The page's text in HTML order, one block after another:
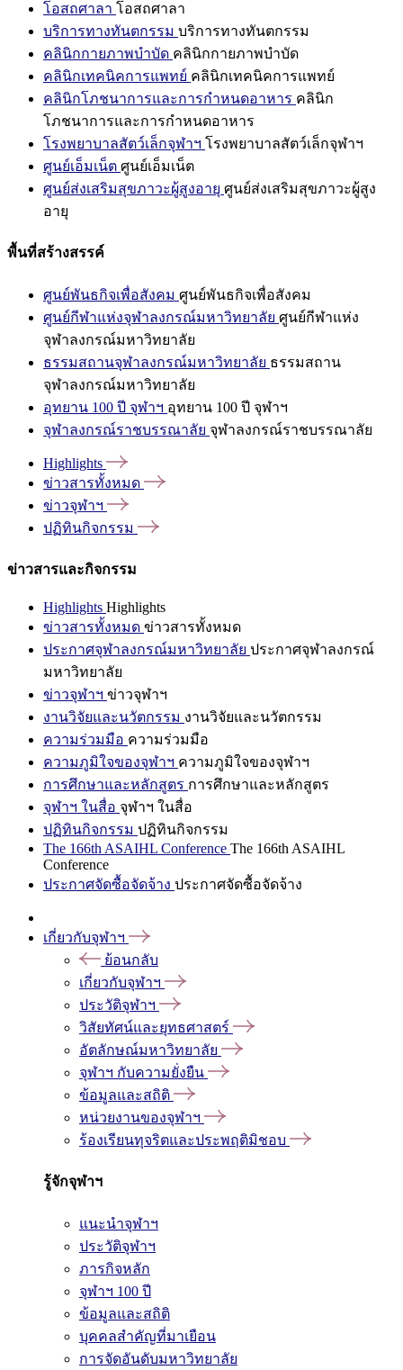
โอสถศาลา โอสถศาลา
บริการทางทันตกรรม บริการทางทันตกรรม
คลินิกกายภาพบำบัด คลินิกกายภาพบำบัด
คลินิกเทคนิคการแพทย์ คลินิกเทคนิคการแพทย์
คลินิกโภชนาการและการกำหนดอาหาร คลินิก
โภชนาการและการกำหนดอาหาร
โรงพยาบาลสัตว์เล็กจุฬาฯ โรงพยาบาลสัตว์เล็กจุฬาฯ
ศูนย์เอ็มเน็ต ศูนย์เอ็มเน็ต
ศูนย์ส่งเสริมสุขภาวะผู้สูงอายุ ศูนย์ส่งเสริมสุขภาวะผู้สูง
อายุ
พื้นที่สร้างสรรค์
ศูนย์พันธกิจเพื่อสังคม ศูนย์พันธกิจเพื่อสังคม
ศูนย์กีฬาแห่งจุฬาลงกรณ์มหาวิทยาลัย ศูนย์กีฬาแห่ง
จุฬาลงกรณ์มหาวิทยาลัย
ธรรมสถานจุฬาลงกรณ์มหาวิทยาลัย ธรรมสถาน
จุฬาลงกรณ์มหาวิทยาลัย
อุทยาน 100 ปี จุฬาฯ อุทยาน 100 ปี จุฬาฯ
จุฬาลงกรณ์ราชบรรณาลัย จุฬาลงกรณ์ราชบรรณาลัย
Highlights
ข่าวสารทั้งหมด
ข่าวจุฬาฯ
ปฏิทินกิจกรรม
ข่าวสารและกิจกรรม
Highlights Highlights
ข่าวสารทั้งหมด ข่าวสารทั้งหมด
ประกาศจุฬาลงกรณ์มหาวิทยาลัย ประกาศจุฬาลงกรณ์
มหาวิทยาลัย
ข่าวจุฬาฯ ข่าวจุฬาฯ
งานวิจัยและนวัตกรรม งานวิจัยและนวัตกรรม
ความร่วมมือ ความร่วมมือ
ความภูมิใจของจุฬาฯ ความภูมิใจของจุฬาฯ
การศึกษาและหลักสูตร การศึกษาและหลักสูตร
จุฬาฯ ในสื่อ จุฬาฯ ในสื่อ
ปฏิทินกิจกรรม ปฏิทินกิจกรรม
The 166th ASAIHL Conference The 166th ASAIHL
Conference
ประกาศจัดซื้อจัดจ้าง ประกาศจัดซื้อจัดจ้าง
เกี่ยวกับจุฬาฯ
ย้อนกลับ
เกี่ยวกับจุฬาฯ
ประวัติจุฬาฯ
วิสัยทัศน์และยุทธศาสตร์
อัตลักษณ์มหาวิทยาลัย
จุฬาฯ กับความยั่งยืน
ข้อมูลและสถิติ
หน่วยงานของจุฬาฯ
ร้องเรียนทุจริตและประพฤติมิชอบ
รู้จักจุฬาฯ
แนะนำจุฬาฯ
ประวัติจุฬาฯ
ภารกิจหลัก
จุฬาฯ 100 ปี
ข้อมูลและสถิติ
บุคคลสำคัญที่มาเยือน
การจัดอันดับมหาวิทยาลัย